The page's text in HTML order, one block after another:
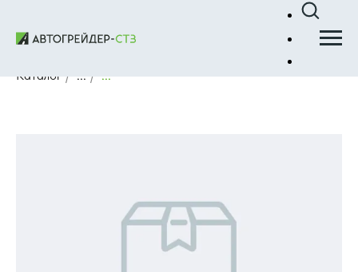
Каталог / ... / ...